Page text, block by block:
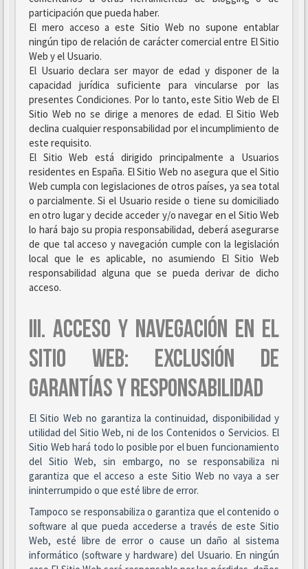
participación que pueda haber.
El mero acceso a este Sitio Web no supone entablar
ningún tipo de relación de carácter comercial entre El Sitio
Web y el Usuario.
El Usuario declara ser mayor de edad y disponer de la
capacidad jurídica suficiente para vincularse por las
presentes Condiciones. Por lo tanto, este Sitio Web de El
Sitio Web no se dirige a menores de edad. El Sitio Web
declina cualquier responsabilidad por el incumplimiento de
este requisito.
El Sitio Web está dirigido principalmente a Usuarios
residentes en España. El Sitio Web no asegura que el Sitio
Web cumpla con legislaciones de otros países, ya sea total
o parcialmente. Si el Usuario reside o tiene su domiciliado
en otro lugar y decide acceder y/o navegar en el Sitio Web
lo hará bajo su propia responsabilidad, deberá asegurarse
de que tal acceso y navegación cumple con la legislación
local que le es aplicable, no asumiendo El Sitio Web
responsabilidad alguna que se pueda derivar de dicho
acceso.
III. ACCESO Y NAVEGACIÓN EN EL
SITIO WEB: EXCLUSIÓN DE
GARANTÍAS Y RESPONSABILIDAD
El Sitio Web no garantiza la continuidad, disponibilidad y
utilidad del Sitio Web, ni de los Contenidos o Servicios. El
Sitio Web hará todo lo posible por el buen funcionamiento
del Sitio Web, sin embargo, no se responsabiliza ni
garantiza que el acceso a este Sitio Web no vaya a ser
ininterrumpido o que esté libre de error.
Tampoco se responsabiliza o garantiza que el contenido o
software al que pueda accederse a través de este Sitio
Web, esté libre de error o cause un daño al sistema
informático (software y hardware) del Usuario. En ningún